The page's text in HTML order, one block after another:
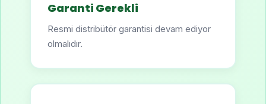
Garanti Gerekli
Resmi distribütör garantisi devam ediyor
olmalıdır.